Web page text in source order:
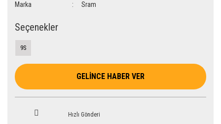
Marka
Sram
Seçenekler
9S
GELİNCE HABER VER
Hızlı Gönderi